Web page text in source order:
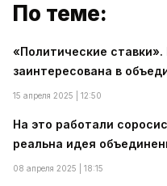
По теме:
«Политические
заинтересована в
15 апреля 2025 | 12:50
На это работали
реальна идея
08 апреля 2025 | 18:15